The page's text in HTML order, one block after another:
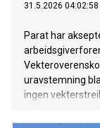
31.5.2026 04:02:58
Parat har
uravstemning
ingen